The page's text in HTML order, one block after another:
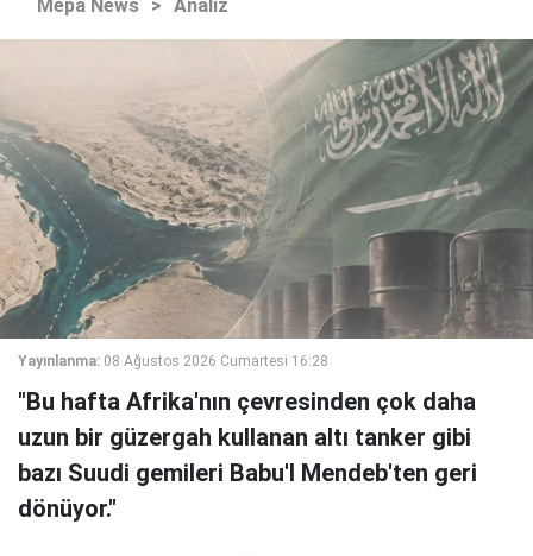
Mepa News > Analiz
Yayınlanma: 08 Ağustos 2026 Cumartesi 16:28
"Bu hafta Afrika'nın çevresinden çok daha
uzun bir güzergah kullanan altı tanker gibi
bazı Suudi gemileri Babu'l Mendeb'ten geri
dönüyor."